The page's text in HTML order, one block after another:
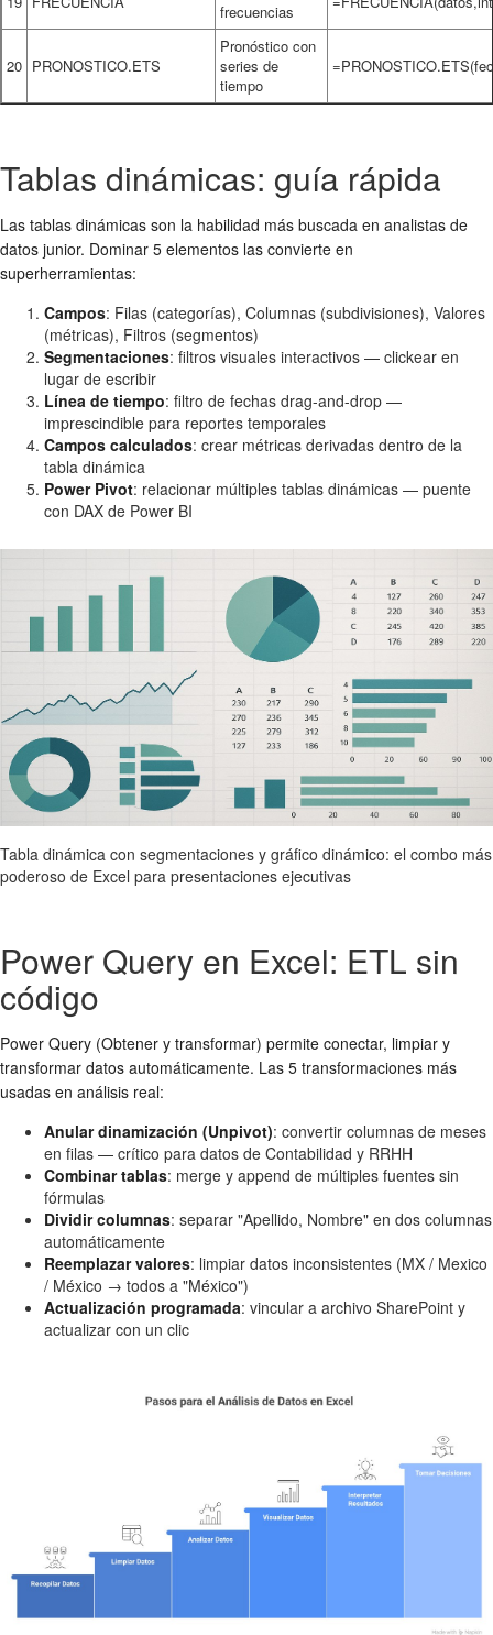
frecuencias
20 PRONOSTICO.ETS
Pronóstico con
series de
tiempo
Tablas dinámicas: guía rápida
Las tablas dinámicas son la habilidad más buscada en analistas de
datos junior. Dominar 5 elementos las convierte en
superherramientas:
Campos: Filas (categorías), Columnas (subdivisiones), Valores
(métricas), Filtros (segmentos)
Segmentaciones: filtros visuales interactivos — clickear en
lugar de escribir
Línea de tiempo: filtro de fechas drag-and-drop —
imprescindible para reportes temporales
Campos calculados: crear métricas derivadas dentro de la
tabla dinámica
Power Pivot: relacionar múltiples tablas dinámicas — puente
con DAX de Power BI
Tabla dinámica con segmentaciones y gráfico dinámico: el combo más
poderoso de Excel para presentaciones ejecutivas
Power Query en Excel: ETL sin
código
Power Query (Obtener y transformar) permite conectar, limpiar y
transformar datos automáticamente. Las 5 transformaciones más
usadas en análisis real:
Anular dinamización (Unpivot): convertir columnas de meses
en filas — crítico para datos de Contabilidad y RRHH
Combinar tablas: merge y append de múltiples fuentes sin
fórmulas
Dividir columnas: separar "Apellido, Nombre" en dos columnas
automáticamente
Reemplazar valores: limpiar datos inconsistentes (MX / Mexico
/ México → todos a "México")
Actualización programada: vincular a archivo SharePoint y
actualizar con un clic